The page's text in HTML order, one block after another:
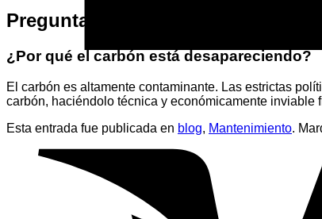
Preguntas frecuentes (FAQ)
¿Por qué el carbón está desapareciendo?
El carbón es altamente contaminante. Las estrictas
carbón, haciéndolo técnica y económicamente inviable
Esta entrada fue publicada en blog, Mantenimiento.